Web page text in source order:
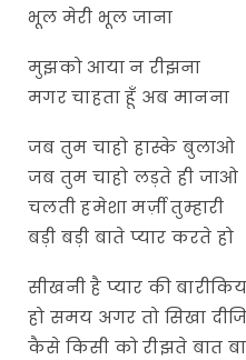
भूल मेरी भूल जाना
मुझको आया न रीझना
मगर चाहता हूँ अब मानना
जब तुम चाहो हास्के बुलाओ
जब तुम चाहो लड़ते ही जाओ
चलती हमेशा मर्ज़ी तुम्हारी
बड़ी बड़ी बाते प्यार करते हो
सीखनी है प्यार की
हो समय अगर तो सिखा
कैसे किसी को रीझते बात